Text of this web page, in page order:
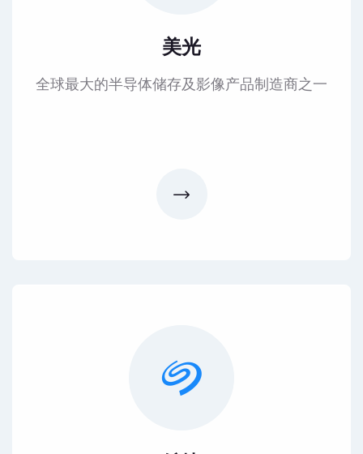
美光
全球最大的半导体储存及影像产品制造商之一